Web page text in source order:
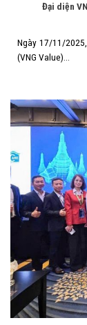
Đại diện
Ngày 17/11/
(VNG Value)...